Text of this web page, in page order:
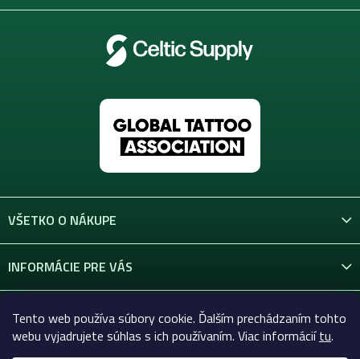
Tento web používa súbory cookie. Ďalším prechádzaním tohto
webu vyjadrujete súhlas s ich používaním. Viac informáciítu.
VŠETKO O NÁKUPE
INFORMÁCIE PRE VÁS
KONTAKT